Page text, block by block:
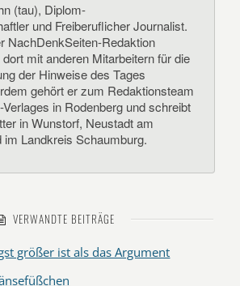
(tau), Diplom-
und Freiberuflicher Journalist.
NachDenkSeiten-Redaktion
mit anderen Mitarbeitern für die
der Hinweise des Tages
gehört er zum Redaktionsteam
in Rodenberg und schreibt
in Wunstorf, Neustadt am
im Landkreis Schaumburg.
VERWANDTE BEITRÄGE
größer ist als das Argument